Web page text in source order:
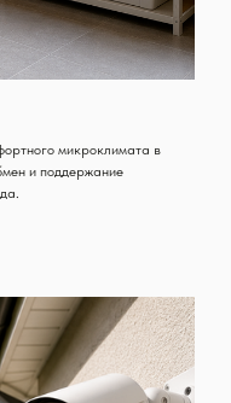
микроклимата в
и поддержание